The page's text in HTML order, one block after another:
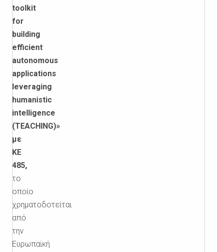
toolkit
for
building
efficient
autonomous
applications
leveraging
humanistic
intelligence
(TEACHING)»
με
ΚΕ
485,
το
οποίο
χρηματοδοτείται
από
την
Ευρωπαϊκή